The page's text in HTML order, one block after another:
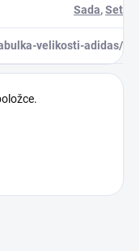
Sada,Set
velikosti-adidas/